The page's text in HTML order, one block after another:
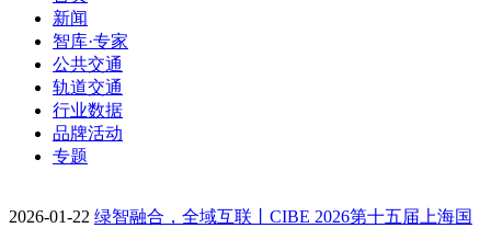
新闻
智库·专家
公共交通
轨道交通
行业数据
品牌活动
专题
2026-01-22 绿智融合，全域互联丨CIBE 2026第十五届上海国